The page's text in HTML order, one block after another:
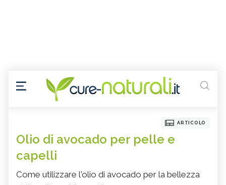
ARTICOLO
Olio di avocado per pelle e
capelli
Come utilizzare l'olio di avocado per la bellezza